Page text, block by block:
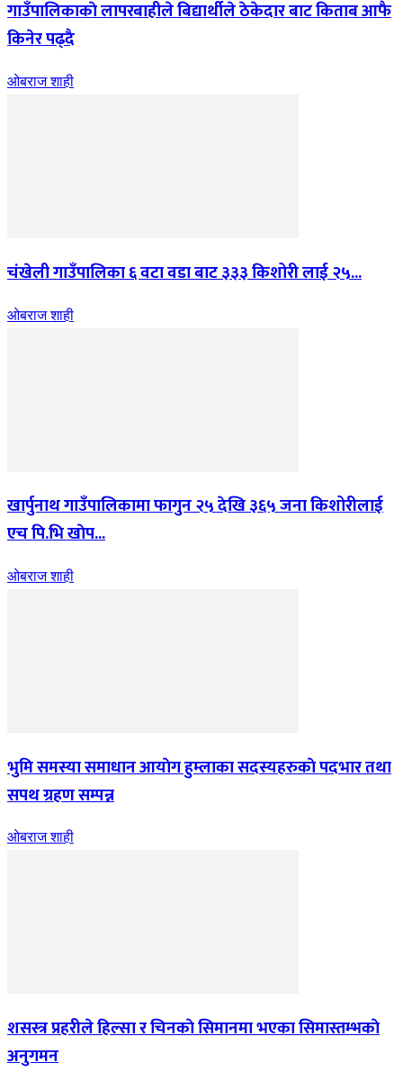
गाउँपालिकाकाे लापरबाहीले बिद्यार्थीले ठेकेदार बाट किताब आफै
किनेर पढ्दै
ओबराज शाही
चंखेली गाउँपालिका ६ वटा वडा बाट ३३३ किशोरी लाई २५...
ओबराज शाही
खार्पुनाथ गाउँपालिकामा फागुन २५ देखि ३६५ जना किशोरीलाई
एच पि.भि खाेप...
ओबराज शाही
भुमि समस्या समाधान आयाेग हुम्लाका सदस्यहरुकाे पदभार तथा
सपथ ग्रहण सम्पन्न
ओबराज शाही
शसस्त्र प्रहरीले हिल्सा र चिनकाे सिमानमा भएका सिमास्तम्भकाे
अनुगमन